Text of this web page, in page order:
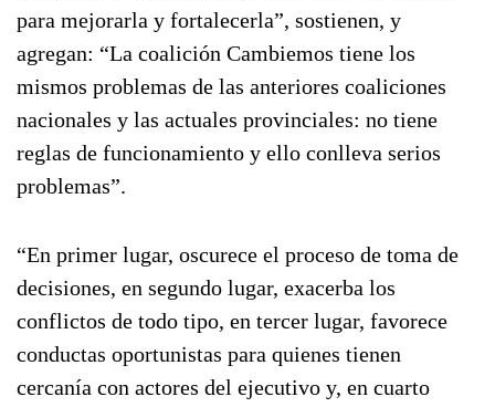
para mejorarla y fortalecerla”, sostienen, y
agregan: “La coalición Cambiemos tiene los
mismos problemas de las anteriores coaliciones
nacionales y las actuales provinciales: no tiene
reglas de funcionamiento y ello conlleva serios
problemas”.
“En primer lugar, oscurece el proceso de toma de
decisiones, en segundo lugar, exacerba los
conflictos de todo tipo, en tercer lugar, favorece
conductas oportunistas para quienes tienen
cercanía con actores del ejecutivo y, en cuarto